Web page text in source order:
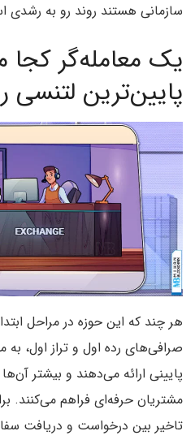
سازمانی هستند روند رو به رشدی
یک معامله‌گر کجا
پایین‌ترین لتنسی
هر چند که این حوزه در مراحل
صرافی‌های رده اول و تراز اول،
پایینی ارائه می‌دهند و بیشتر
مشتریان حرفه‌ای فراهم می‌کنند.
تاخیر بین درخواست و دریافت